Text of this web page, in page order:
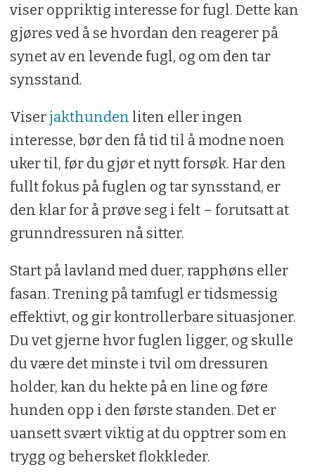
viser oppriktig interesse for fugl. Dette kan
gjøres ved å se hvordan den reagerer på
synet av en levende fugl, og om den tar
synsstand.
Viserjakthunden liten eller ingen
interesse, bør den få tid til å modne noen
uker til, før du gjør et nytt forsøk. Har den
fullt fokus på fuglen og tar synsstand, er
den klar for å prøve seg i felt – forutsatt at
grunndressuren nå sitter.
Start på lavland med duer, rapphøns eller
fasan. Trening på tamfugl er tidsmessig
effektivt, og gir kontrollerbare situasjoner.
Du vet gjerne hvor fuglen ligger, og skulle
du være det minste i tvil om dressuren
holder, kan du hekte på en line og føre
hunden opp i den første standen. Det er
uansett svært viktig at du opptrer som en
trygg og behersket flokkleder.